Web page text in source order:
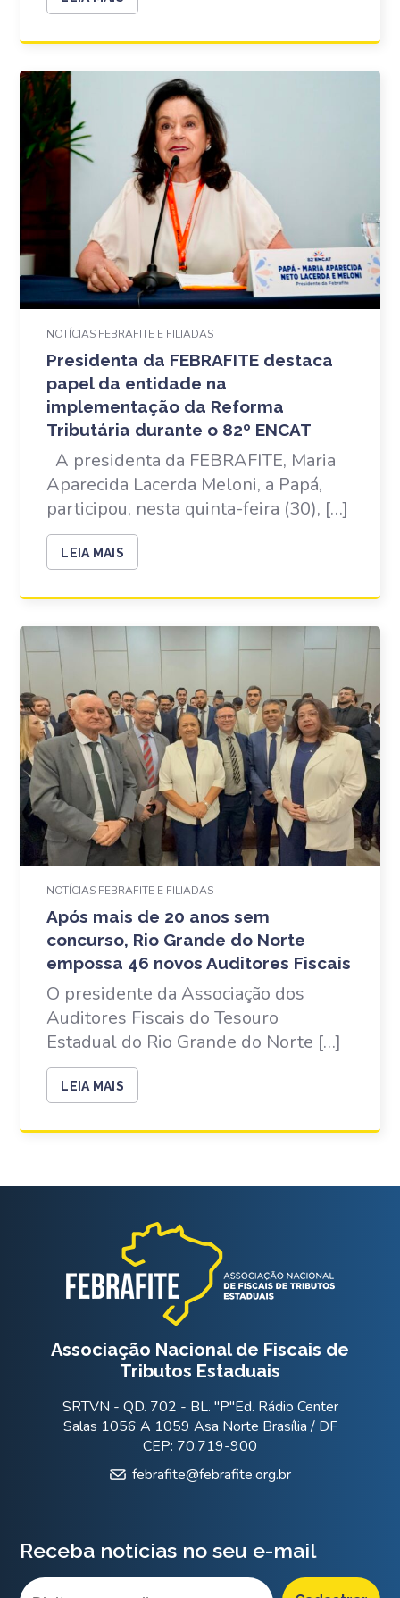
NOTÍCIAS FEBRAFITE E FILIADAS
Presidenta da FEBRAFITE destaca
papel da entidade na
implementação da Reforma
Tributária durante o 82º ENCAT
A presidenta da FEBRAFITE, Maria
Aparecida Lacerda Meloni, a Papá,
participou, nesta quinta-feira (30), […]
LEIA MAIS
NOTÍCIAS FEBRAFITE E FILIADAS
Após mais de 20 anos sem
concurso, Rio Grande do Norte
empossa 46 novos Auditores Fiscais
O presidente da Associação dos
Auditores Fiscais do Tesouro
Estadual do Rio Grande do Norte […]
LEIA MAIS
Associação Nacional de Fiscais de
Tributos Estaduais
SRTVN - QD. 702 - BL. "P"Ed. Rádio Center
Salas 1056 A 1059 Asa Norte Brasília / DF
CEP: 70.719-900
febrafite@febrafite.org.br
Receba notícias no seu e-mail